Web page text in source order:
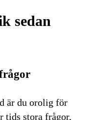
sedan
är du orolig för
tids stora frågor,